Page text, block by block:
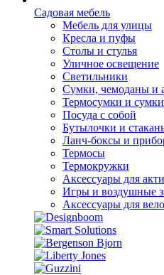
Садовая мебель
Мебель для улицы
Кресла и пуфы
Столы и стулья
Уличное освещение
Светильники
Сумки, чемоданы и
Термосумки и сумки
Посуда с собой
Бутылочки и
Ланч-боксы и
Термосы
Термокружки
Аксессуары для
Игры и воздушные
Аксессуары для